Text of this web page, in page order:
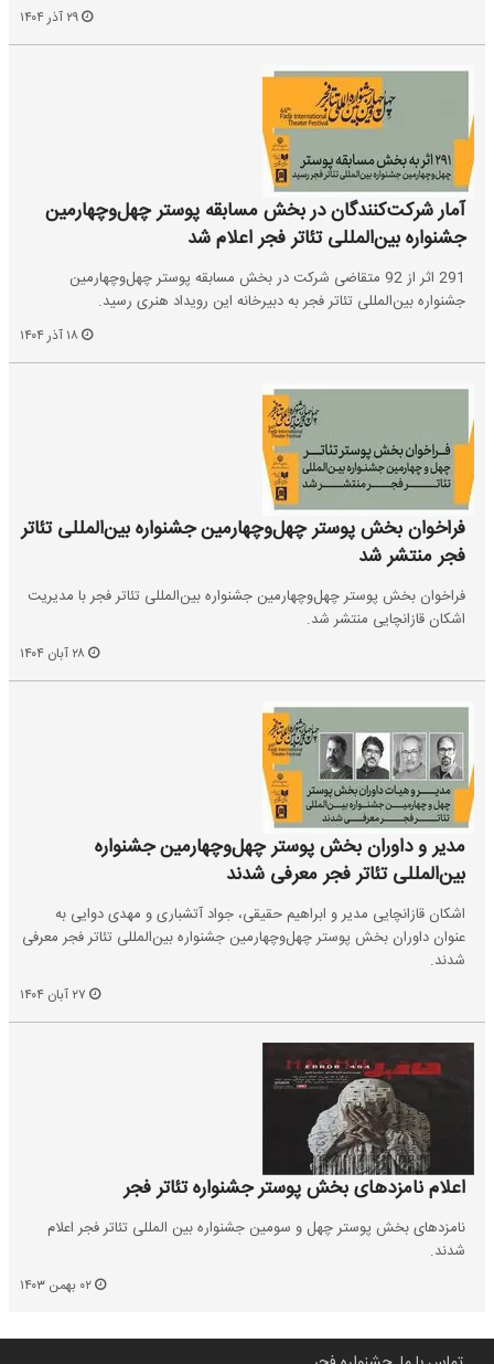
آمار شرکت‌کنندگان در بخش مسابقه پوستر چهل‌وچهارمین
جشنواره بین‌المللی تئاتر فجر اعلام شد
291 اثر از 92 متقاضی شرکت در بخش مسابقه پوستر چهل‌وچهارمین
جشنواره بین‌المللی تئاتر فجر به دبیرخانه این رویداد هنری رسید.
فراخوان بخش پوستر چهل‌وچهارمین جشنواره بین‌المللی تئاتر
فجر منتشر شد
فراخوان بخش پوستر چهل‌وچهارمین جشنواره بین‌المللی تئاتر فجر با مدیریت
اشکان قازانچایی منتشر شد.
مدیر و داوران بخش‌ پوستر چهل‌وچهارمین جشنواره
بین‌المللی تئاتر فجر معرفی شدند
اشکان قازانچایی مدیر و ابراهیم حقیقی، جواد آتشباری و مهدی دوایی به
عنوان داوران بخش پوستر چهل‌وچهارمین جشنواره بین‌المللی تئاتر فجر معرفی
شدند.
اعلام نامزدهای بخش پوستر جشنواره تئاتر فجر
نامزدهای بخش پوستر چهل و سومین جشنواره بین المللی تئاتر فجر اعلام
شدند.